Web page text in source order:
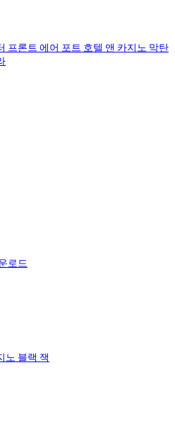
프론트 에어 포트 호텔 앤 카지노 막탄
로드
노 블랙 잭